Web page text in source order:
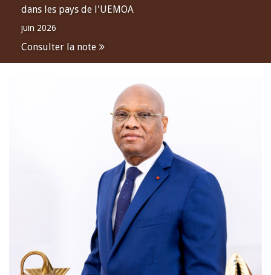
dans les pays de l'UEMOA
juin 2026
Consulter la note